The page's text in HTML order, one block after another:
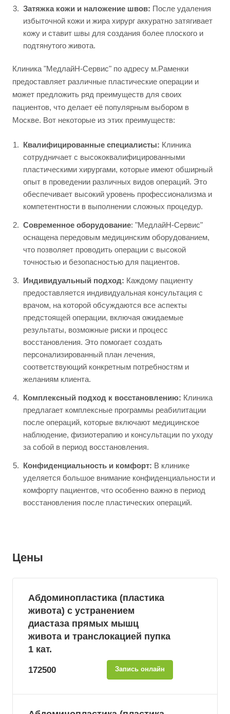
Затяжка кожи и наложение швов: После удаления
избыточной кожи и жира хирург аккуратно затягивает
кожу и ставит швы для создания более плоского и
подтянутого живота.
Клиника "МедлайН-Сервис" по адресу м.Раменки
предоставляет различные пластические операции и
может предложить ряд преимуществ для своих
пациентов, что делает её популярным выбором в
Москве. Вот некоторые из этих преимуществ:
Квалифицированные специалисты: Клиника
сотрудничает с высококвалифицированными
пластическими хирургами, которые имеют обширный
опыт в проведении различных видов операций. Это
обеспечивает высокий уровень профессионализма и
компетентности в выполнении сложных процедур.
Современное оборудование: "МедлайН-Сервис"
оснащена передовым медицинским оборудованием,
что позволяет проводить операции с высокой
точностью и безопасностью для пациентов.
Индивидуальный подход: Каждому пациенту
предоставляется индивидуальная консультация с
врачом, на которой обсуждаются все аспекты
предстоящей операции, включая ожидаемые
результаты, возможные риски и процесс
восстановления. Это помогает создать
персонализированный план лечения,
соответствующий конкретным потребностям и
желаниям клиента.
Комплексный подход к восстановлению: Клиника
предлагает комплексные программы реабилитации
после операций, которые включают медицинское
наблюдение, физиотерапию и консультации по уходу
за собой в период восстановления.
Конфиденциальность и комфорт: В клинике
уделяется большое внимание конфиденциальности и
комфорту пациентов, что особенно важно в период
восстановления после пластических операций.
Цены
Абдоминопластика (пластика
живота) с устранением
диастаза прямых мышц
живота и транслокацией пупка
1 кат.
172500 Запись онлайн